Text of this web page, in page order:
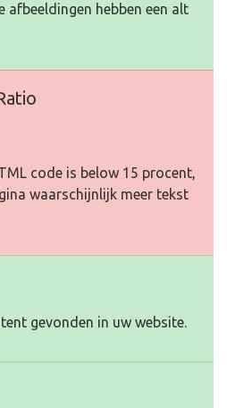
afbeeldingen hebben een alt
code is below 15 procent,
waarschijnlijk meer tekst
gevonden in uw website.